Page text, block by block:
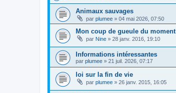
Animaux sauvages
par plumee » 04 mai 2026, 07:50
Mon coup de gueule du moment
par Nine » 28 janv. 2016, 19:10
Informations intéressantes
par plumee » 21 juil. 2026, 07:17
loi sur la fin de vie
par plumee » 26 janv. 2015, 16:05